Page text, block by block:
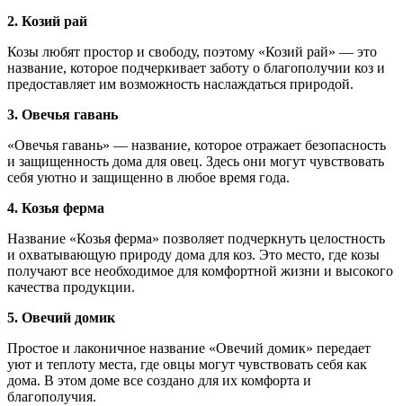
2. Козий рай
Козы любят простор и свободу, поэтому «Козий рай» — это
название, которое подчеркивает заботу о благополучии коз и
предоставляет им возможность наслаждаться природой.
3. Овечья гавань
«Овечья гавань» — название, которое отражает безопасность
и защищенность дома для овец. Здесь они могут чувствовать
себя уютно и защищенно в любое время года.
4. Козья ферма
Название «Козья ферма» позволяет подчеркнуть целостность
и охватывающую природу дома для коз. Это место, где козы
получают все необходимое для комфортной жизни и высокого
качества продукции.
5. Овечий домик
Простое и лаконичное название «Овечий домик» передает
уют и теплоту места, где овцы могут чувствовать себя как
дома. В этом доме все создано для их комфорта и
благополучия.